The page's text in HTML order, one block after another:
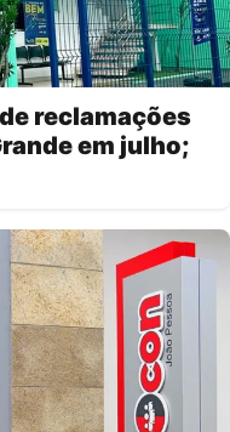
reclamações
em julho;